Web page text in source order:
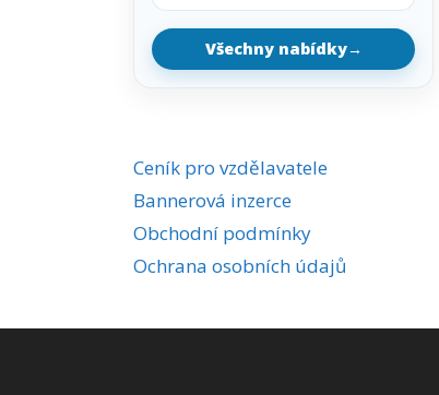
Všechny nabídky→
Ceník pro vzdělavatele
Bannerová inzerce
Obchodní podmínky
Ochrana osobních údajů